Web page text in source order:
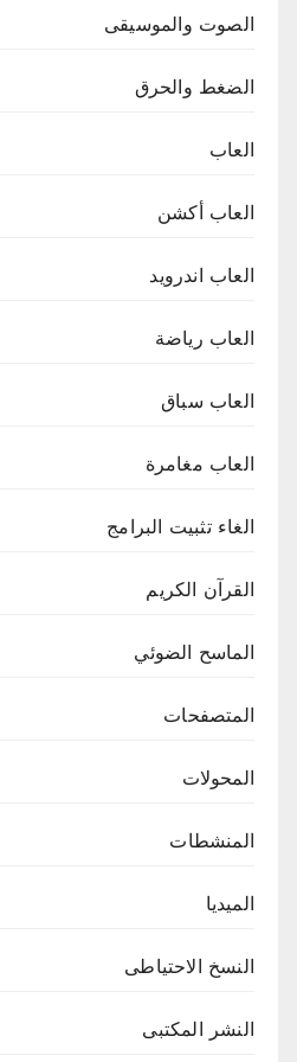
الصوت والموسيقى
الضغط والحرق
العاب
العاب أكشن
العاب اندرويد
العاب رياضة
العاب سباق
العاب مغامرة
الغاء تثبيت البرامج
القرآن الكريم
الماسح الضوئي
المتصفحات
المحولات
المنشطات
الميديا
النسخ الاحتياطى
النشر المكتبى